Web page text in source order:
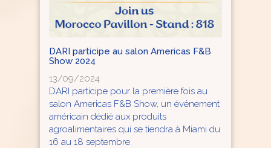
DARI participe au salon Americas F&B
Show 2024
13/09/2024
DARI participe pour la première fois au
salon Americas F&B Show, un événement
américain dédié aux produits
agroalimentaires qui se tiendra à Miami du
16 au 18 septembre.